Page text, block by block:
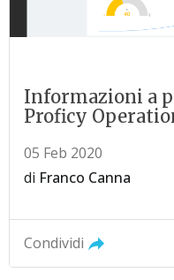
Informazioni a
Proficy
05 Feb 2020
di Franco Canna
Condividi